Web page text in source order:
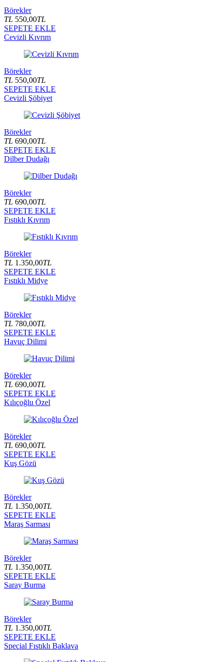
Börekler
TL 550,00TL
SEPETE EKLE
Cevizli Kıvrım
Börekler
TL 550,00TL
SEPETE EKLE
Cevizli Şöbiyet
Börekler
TL 690,00TL
SEPETE EKLE
Dilber Dudağı
Börekler
TL 690,00TL
SEPETE EKLE
Fıstıklı Kıvrım
Börekler
TL 1.350,00TL
SEPETE EKLE
Fıstıklı Midye
Börekler
TL 780,00TL
SEPETE EKLE
Havuç Dilimi
Börekler
TL 690,00TL
SEPETE EKLE
Kılıçoğlu Özel
Börekler
TL 690,00TL
SEPETE EKLE
Kuş Gözü
Börekler
TL 1.350,00TL
SEPETE EKLE
Maraş Sarması
Börekler
TL 1.350,00TL
SEPETE EKLE
Saray Burma
Börekler
TL 1.350,00TL
SEPETE EKLE
Special Fıstıklı Baklava